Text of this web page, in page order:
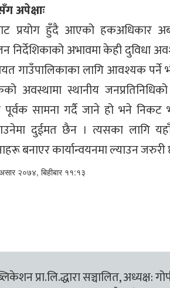
अपेक्षाः
प्रयोग हुँदै आएको हकअधिकार
निर्देशिकाको अभावमा केही दुविधा
गाउँपालिकाका लागि आवश्यक पर्ने
अवस्थामा स्थानीय
सामना गर्दै जाने हो भने
दुईमत छैन । त्यसका लागि
बनाएर कार्यान्वयनमा ल्याउन जरुरी
२०७४, बिहीबार ११:१३
प्रा.लि.द्धारा सञ्चालित, अध्यक्ष: